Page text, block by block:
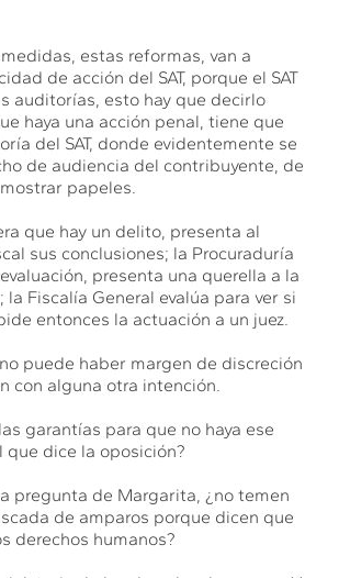
estas reformas, van a
de acción del SAT, porque el SAT
auditorías, esto hay que decirlo
haya una acción penal, tiene que
del SAT, donde evidentemente se
de audiencia del contribuyente, de
papeles.
que hay un delito, presenta al
sus conclusiones; la Procuraduría
presenta una querella a la
la Fiscalía General evalúa para ver si
entonces la actuación a un juez.
puede haber margen de discreción
con alguna otra intención.
garantías para que no haya ese
dice la oposición?
pregunta de Margarita, ¿no temen
de amparos porque dicen que
derechos humanos?